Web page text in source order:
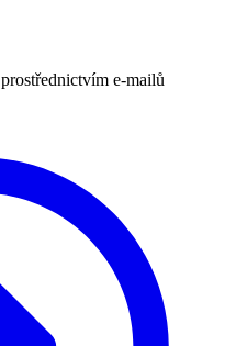
prostřednictvím e-mailů